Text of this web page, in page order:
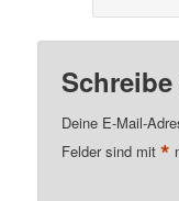
Deine E-Mail-
Felder sind mit*